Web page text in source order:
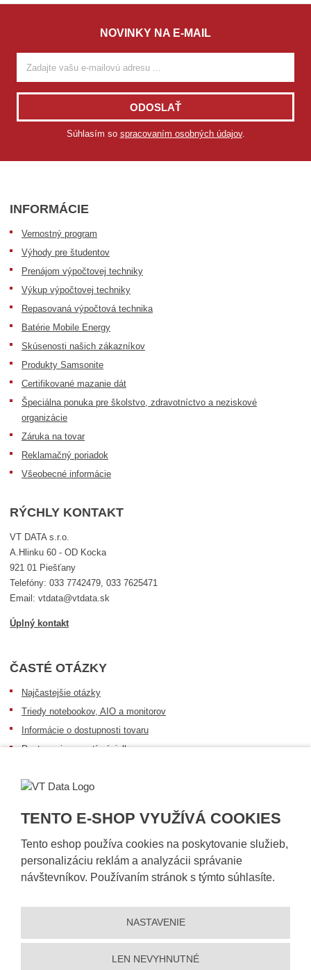
TENTO E-SHOP VYUŽÍVÁ COOKIES
Tento eshop používa cookies na poskytovanie služieb,
personalizáciu reklám a analyzácii správanie
návštevníkov. Používaním stránok s týmto súhlasíte.
NASTAVENIE
LEN NEVYHNUTNÉ
NOVINKY NA E-MAIL
ODOSLAŤ
Súhlasím so spracovaním osobných údajov.
INFORMÁCIE
Vernostný program
Výhody pre študentov
Prenájom výpočtovej techniky
Výkup výpočtovej techniky
Repasovaná výpočtová technika
Batérie Mobile Energy
Skúsenosti našich zákazníkov
Produkty Samsonite
Certifikované mazanie dát
Špeciálna ponuka pre školstvo, zdravotníctvo a neziskové
organizácie
Záruka na tovar
Reklamačný poriadok
Všeobecné informácie
RÝCHLY KONTAKT
VT DATA s.r.o.
A.Hlinku 60 - OD Kocka
921 01 Piešťany
Telefóny: 033 7742479, 033 7625471
Email: vtdata@vtdata.sk
Úplný kontakt
ČASTÉ OTÁZKY
Najčastejšie otázky
Triedy notebookov, AIO a monitorov
Informácie o dostupnosti tovaru
Postup pri prevzatí zásielky
Sledovanie zásielok
Vyhlásenie o prístupnosti |Ochrana osobných údajov |Mapa stránky |